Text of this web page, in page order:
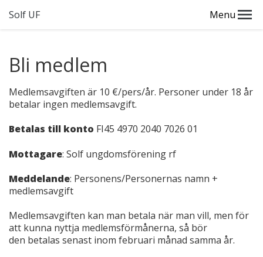
Solf UF Menu
Bli medlem
Medlemsavgiften är 10 €/pers/år. Personer under 18 år
betalar ingen medlemsavgift.
Betalas till konto FI45 4970 2040 7026 01
Mottagare: Solf ungdomsförening rf
Meddelande: Personens/Personernas namn +
medlemsavgift
Medlemsavgiften kan man betala när man vill, men för
att kunna nyttja medlemsförmånerna, så bör
den betalas senast inom februari månad samma år.